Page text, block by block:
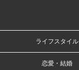
ライフスタイル
恋愛・結婚